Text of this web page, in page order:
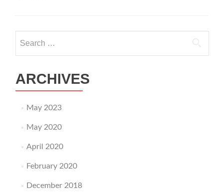
Diskstation
for:
ARCHIVES
May 2023
May 2020
April 2020
February 2020
December 2018